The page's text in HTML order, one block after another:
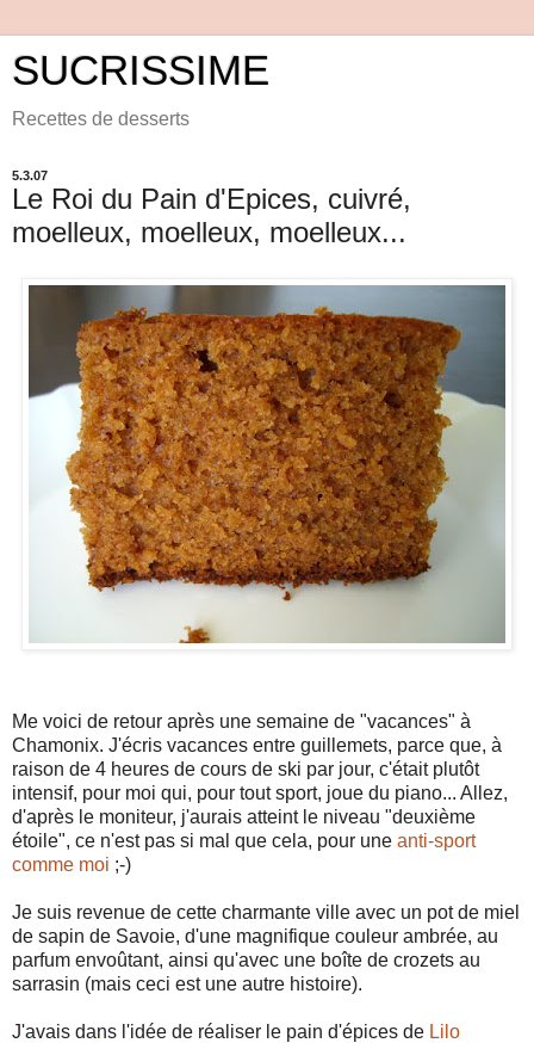
SUCRISSIME
Recettes de desserts
5.3.07
Le Roi du Pain d'Epices, cuivré,
moelleux, moelleux, moelleux...
Me voici de retour après une semaine de "vacances" à
Chamonix. J'écris vacances entre guillemets, parce que, à
raison de 4 heures de cours de ski par jour, c'était plutôt
intensif, pour moi qui, pour tout sport, joue du piano... Allez,
d'après le moniteur, j'aurais atteint le niveau "deuxième
étoile", ce n'est pas si mal que cela, pour une anti-sport
comme moi ;-)
Je suis revenue de cette charmante ville avec un pot de miel
de sapin de Savoie, d'une magnifique couleur ambrée, au
parfum envoûtant, ainsi qu'avec une boîte de crozets au
sarrasin (mais ceci est une autre histoire).
J'avais dans l'idée de réaliser le pain d'épices de Lilo